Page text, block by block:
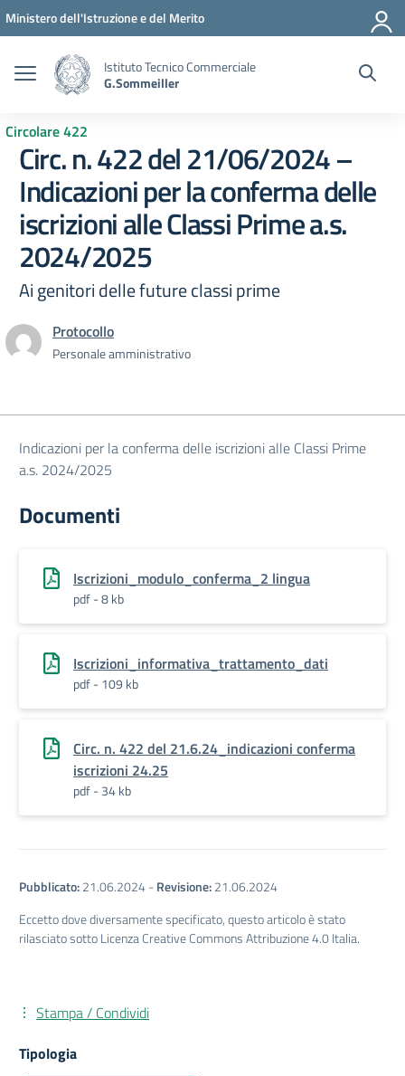
Vai ai contenuti
Vai al menu di navigazione
Vai al footer
Ministero dell'Istruzione e del Merito
Istituto Tecnico Commerciale
G.Sommeiller
Circolare 422
Circ. n. 422 del 21/06/2024 –
Indicazioni per la conferma delle
iscrizioni alle Classi Prime a.s.
2024/2025
Ai genitori delle future classi prime
Protocollo
Personale amministrativo
Indicazioni per la conferma delle iscrizioni alle Classi Prime
a.s. 2024/2025
Documenti
Iscrizioni_modulo_conferma_2 lingua
pdf - 8 kb
Iscrizioni_informativa_trattamento_dati
pdf - 109 kb
Circ. n. 422 del 21.6.24_indicazioni conferma
iscrizioni 24.25
pdf - 34 kb
Pubblicato:21.06.2024-Revisione:21.06.2024
Eccetto dove diversamente specificato, questo articolo è stato
rilasciato sotto Licenza Creative Commons Attribuzione 4.0 Italia.
Stampa / Condividi
Tipologia